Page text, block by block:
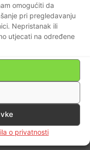
omogućiti da
pri pregledavanju
Nepristanak ili
utjecati na određene
o privatnosti
dijelovima
područje
stvarnog
Japan je
10.000
smještaju
izvijestilo